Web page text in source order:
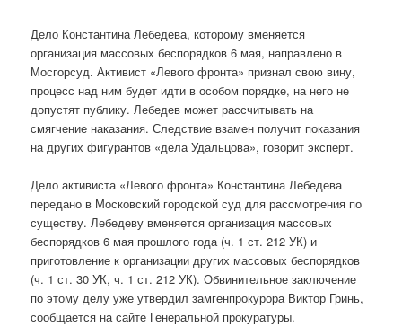
Дело Константина Лебедева, которому вменяется
организация массовых беспорядков 6 мая, направлено в
Мосгорсуд. Активист «Левого фронта» признал свою вину,
процесс над ним будет идти в особом порядке, на него не
допустят публику. Лебедев может рассчитывать на
смягчение наказания. Следствие взамен получит показания
на других фигурантов «дела Удальцова», говорит эксперт.
Дело активиста «Левого фронта» Константина Лебедева
передано в Московский городской суд для рассмотрения по
существу. Лебедеву вменяется организация массовых
беспорядков 6 мая прошлого года (ч. 1 ст. 212 УК) и
приготовление к организации других массовых беспорядков
(ч. 1 ст. 30 УК, ч. 1 ст. 212 УК). Обвинительное заключение
по этому делу уже утвердил замгенпрокурора Виктор Гринь,
сообщается на сайте Генеральной прокуратуры.